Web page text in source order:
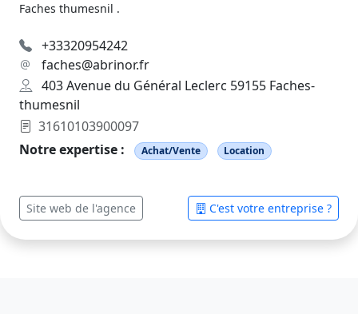
Faches thumesnil .
+33320954242
faches@abrinor.fr
403 Avenue du Général Leclerc 59155 Faches-
thumesnil
31610103900097
Notre expertise :
Achat/Vente Location
Site web de l'agence C'est votre entreprise ?